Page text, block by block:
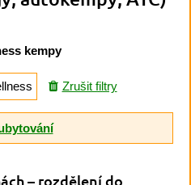
kempy
Zrušit filtry
– rozdělení do